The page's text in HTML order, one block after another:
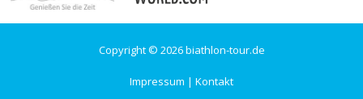
Copyright © 2026 biathlon-tour.de
Impressum | Kontakt